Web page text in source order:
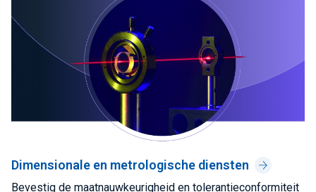
Dimensionale en metrologische diensten
Bevestig de maatnauwkeurigheid en tolerantieconformiteit